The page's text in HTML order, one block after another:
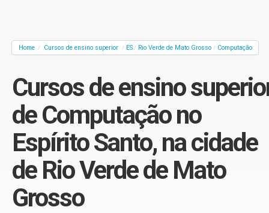
Home / Cursos de ensino superior / ES / Rio Verde de Mato Grosso / Computação
Cursos de ensino
de Computação no
Espírito Santo, na cidade
de Rio Verde de Mato
Grosso